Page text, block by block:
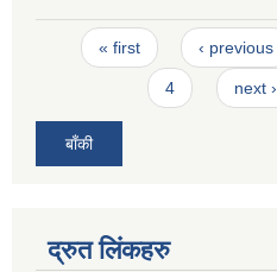
Pages
« first ‹ previous
4 next ›
बाँकी
द्रुत लिंकहरु